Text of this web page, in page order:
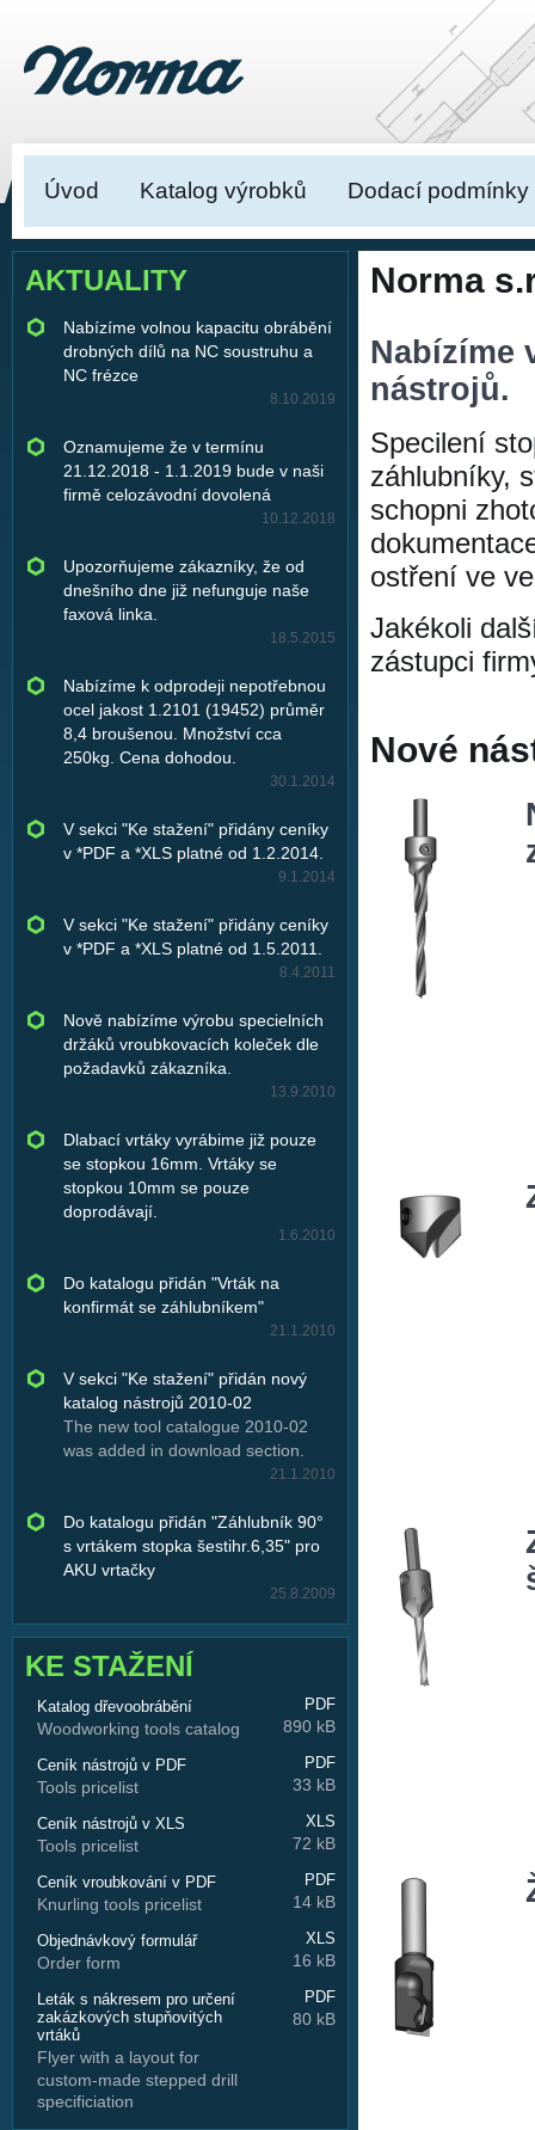
Úvod Katalog výrobků Dodací podmínky
AKTUALITY
Nabízíme volnou kapacitu obrábění
drobných dílů na NC soustruhu a
NC frézce
8.10.2019
Oznamujeme že v termínu
21.12.2018 - 1.1.2019 bude v naši
firmě celozávodní dovolená
10.12.2018
Upozorňujeme zákazníky, že od
dnešního dne již nefunguje naše
faxová linka.
18.5.2015
Nabízíme k odprodeji nepotřebnou
ocel jakost 1.2101 (19452) průměr
8,4 broušenou. Množství cca
250kg. Cena dohodou.
30.1.2014
V sekci "Ke stažení" přidány ceníky
v *PDF a *XLS platné od 1.2.2014.
9.1.2014
V sekci "Ke stažení" přidány ceníky
v *PDF a *XLS platné od 1.5.2011.
8.4.2011
Nově nabízíme výrobu specielních
držáků vroubkovacích koleček dle
požadavků zákazníka.
13.9.2010
Dlabací vrtáky vyrábime již pouze
se stopkou 16mm. Vrtáky se
stopkou 10mm se pouze
doprodávají.
1.6.2010
Do katalogu přidán "Vrták na
konfirmát se záhlubníkem"
21.1.2010
V sekci "Ke stažení" přidán nový
katalog nástrojů 2010-02
The new tool catalogue 2010-02
was added in download section.
21.1.2010
Do katalogu přidán "Záhlubník 90°
s vrtákem stopka šestihr.6,35" pro
AKU vrtačky
25.8.2009
KE STAŽENÍ
Katalog dřevoobrábění
Woodworking tools catalog
PDF
890 kB
Ceník nástrojů v PDF
Tools pricelist
PDF
33 kB
Ceník nástrojů v XLS
Tools pricelist
XLS
72 kB
Ceník vroubkování v PDF
Knurling tools pricelist
PDF
14 kB
Objednávkový formulář
Order form
XLS
16 kB
Leták s nákresem pro určení
zakázkových stupňovitých
vrtáků
Flyer with a layout for
custom-made stepped drill
specificiation
PDF
80 kB
Norma
Nabízíme
nástrojů.
Specilení
záhlubníky,
schopni
ostření ve
Jakékoli
zástupci
Nové